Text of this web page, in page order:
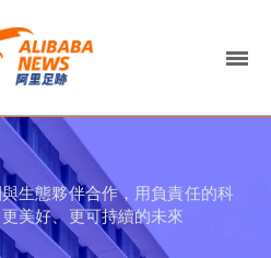
生態夥伴合作，用負責任的科
美好、更可持續的未來